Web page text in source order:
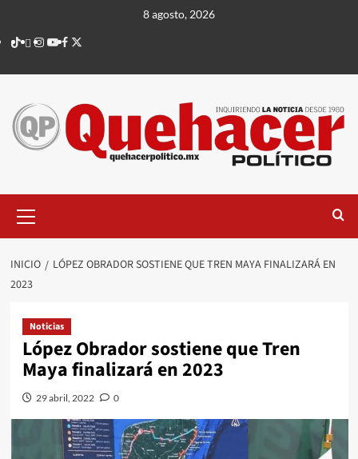
contenido
8 agosto, 2026
TikTok
threads
Instagram
Youtube
Facebook
X
principal
INICIO
LÓPEZ OBRADOR SOSTIENE QUE TREN MAYA FINALIZARÁ EN
2023
Noticias
López Obrador sostiene que Tren
Maya finalizará en 2023
29 abril, 2022 0